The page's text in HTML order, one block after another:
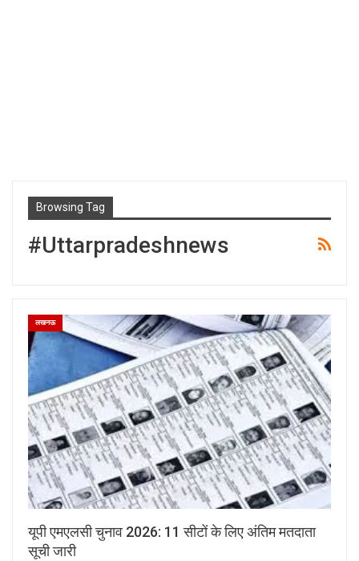
Browsing Tag
#uttarpradeshnews
लखनऊ
यूपी एमएलसी चुनाव 2026: 11 सीटों के लिए अंतिम मतदाता
सूची जारी